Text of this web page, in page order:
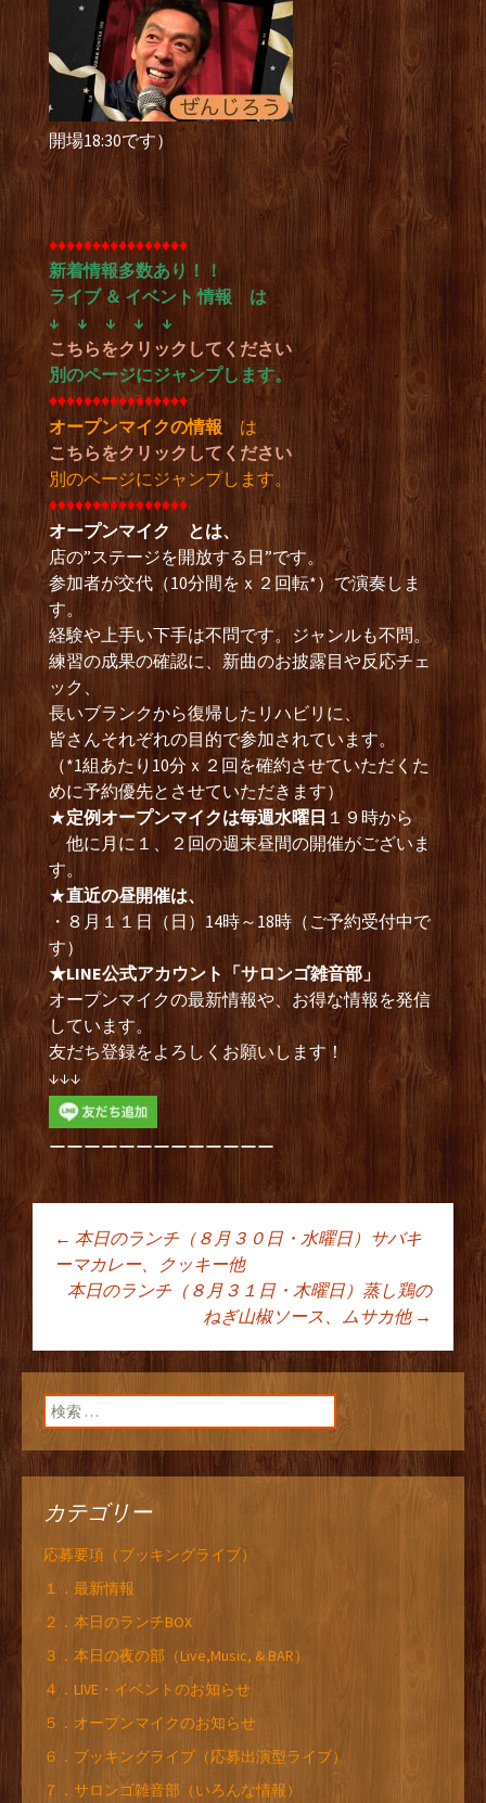
開場18:30です）
♦︎♦︎♦︎♦︎♦︎♦︎♦︎♦︎♦︎♦︎♦︎♦︎♦︎♦︎♦︎♦︎
新着情報多数あり！！
ライブ ＆ イベント 情報 は
↓ ↓ ↓ ↓ ↓
こちらをクリックしてください
別のページにジャンプします。
♦︎♦︎♦︎♦︎♦︎♦︎♦︎♦︎♦︎♦︎♦︎♦︎♦︎♦︎♦︎♦︎
オープンマイクの情報 は
こちらをクリックしてください
別のページにジャンプします。
♦︎♦︎♦︎♦︎♦︎♦︎♦︎♦︎♦︎♦︎♦︎♦︎♦︎♦︎♦︎♦︎
オープンマイク とは、
店の”ステージを開放する日”です。
参加者が交代（10分間をｘ２回転*）で演奏しま
す。
経験や上手い下手は不問です。ジャンルも不問。
練習の成果の確認に、新曲のお披露目や反応チェ
ック、
長いブランクから復帰したリハビリに、
皆さんそれぞれの目的で参加されています。
（*1組あたり10分ｘ２回を確約させていただくた
めに予約優先とさせていただきます）
★定例オープンマイクは毎週水曜日 １９時から
他に月に１、２回の週末昼間の開催がございま
す。
★直近の昼開催は、
・８月１１日（日）14時～18時（ご予約受付中で
す）
★LINE公式アカウント「サロンゴ雑音部」
オープンマイクの最新情報や、お得な情報を発信
しています。
友だち登録をよろしくお願いします！
↓↓↓
ーーーーーーーーーーーーー
投稿ナビゲーショ
ン
← 本日のランチ（８月３０日・水曜日）サバキ
ーマカレー、クッキー他
本日のランチ（８月３１日・木曜日）蒸し鶏の
ねぎ山椒ソース、ムサカ他 →
検索:
カテゴリー
応募要項（ブッキングライブ）
１．最新情報
２．本日のランチBOX
３．本日の夜の部（Live,Music, & BAR）
４．LIVE・イベントのお知らせ
５．オープンマイクのお知らせ
６．ブッキングライブ（応募出演型ライブ）
７．サロンゴ雑音部（いろんな情報）